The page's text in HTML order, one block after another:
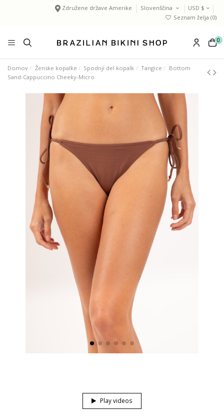
Združene države Amerike Slovenščina
USD $
Seznam želja (0)
0
Domov Ženske kopalke Spodnji del kopalk Tangice
Bottom
Sand-Cappuccino Cheeky-Micro
Play videos